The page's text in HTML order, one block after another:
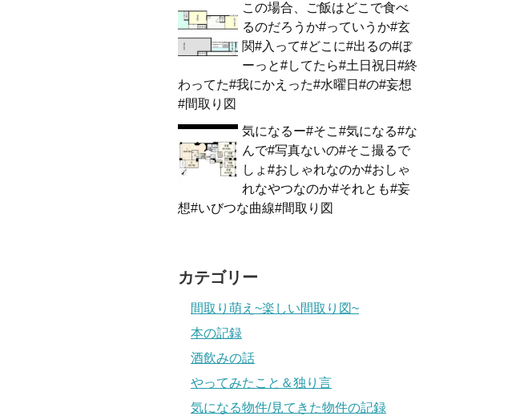
この場合、ご飯はどこで食べ
るのだろうか#っていうか#玄
関#入って#どこに#出るの#ぼ
ーっと#してたら#土日祝日#終
わってた#我にかえった#水曜日#の#妄想
#間取り図
気になるー#そこ#気になる#な
んで#写真ないの#そこ撮るで
しょ#おしゃれなのか#おしゃ
れなやつなのか#それとも#妄
想#いびつな曲線#間取り図
カテゴリー
間取り萌え~楽しい間取り図~
本の記録
酒飲みの話
やってみたこと＆独り言
気になる物件/見てきた物件の記録